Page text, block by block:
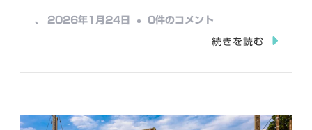
中…
、 2026年1月24日 西
の
0件のコメント
続きを読む